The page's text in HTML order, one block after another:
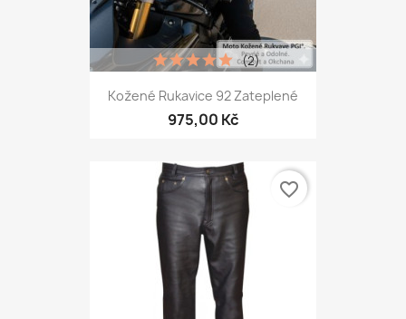
Kožené Rukavice 92 Zateplené
975,00 Kč
(2)
favorite_border